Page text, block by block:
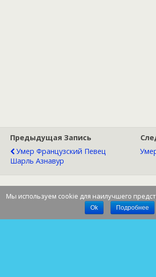
Предыдущая Запись
Умер Французский Певец
Шарль Азнавур
Мы используем cookie для наилучшего
Ok Подробнее
Наверх